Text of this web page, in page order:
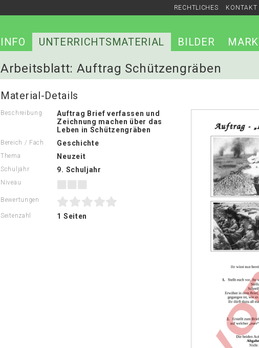
RECHTLICHES KONTAKT
INFO UNTERRICHTSMATERIAL BILDER
Arbeitsblatt: Auftrag Schützengräben
Material-Details
Beschreibung
Auftrag Brief verfassen und
Zeichnung machen über das
Leben in Schützengräben
Bereich / Fach Geschichte
Thema Neuzeit
Schuljahr 9. Schuljahr
Niveau
Bewertungen
Seitenzahl 1 Seiten